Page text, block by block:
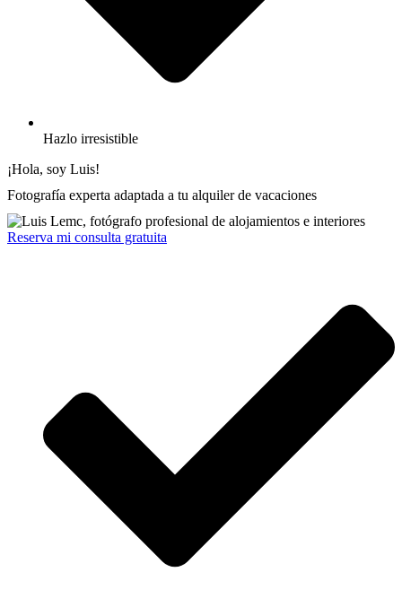
Hazlo irresistible
¡Hola, soy Luis!
Fotografía experta adaptada a tu alquiler de vacaciones
Reserva mi consulta gratuita